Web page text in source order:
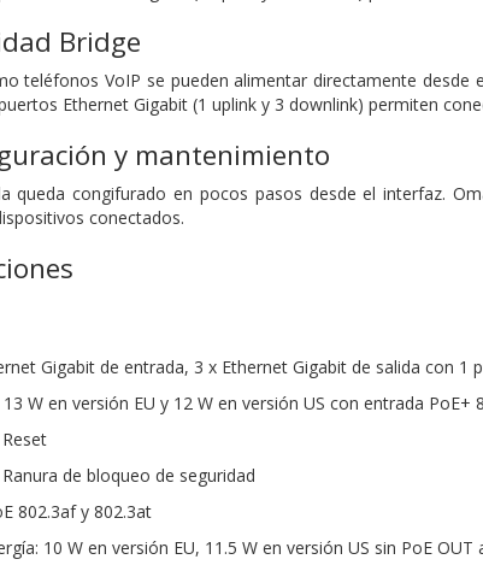
Bridge
teléfonos VoIP se pueden alimentar directamente desde
Ethernet Gigabit (1 uplink y 3 downlink) permiten
y mantenimiento
queda congifurado en pocos pasos desde el interfaz.
conectados.
Gigabit de entrada, 3 x Ethernet Gigabit de salida con 1
W en versión EU y 12 W en versión US con entrada PoE+
de bloqueo de seguridad
802.3af y 802.3at
10 W en versión EU, 11.5 W en versión US sin PoE OUT